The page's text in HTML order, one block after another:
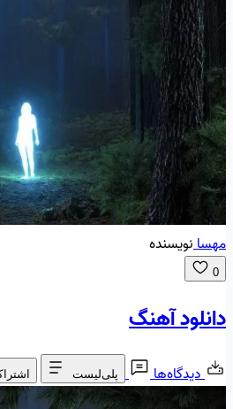
مهسانویسنده
0
دانلود آهنگ
دیدگاه‌ها پلی‌لیست